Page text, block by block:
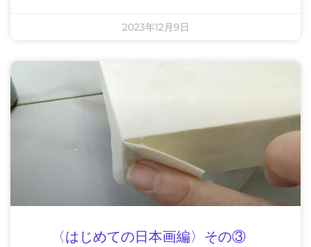
2023年12月9日
〈はじめての日本画編〉その③